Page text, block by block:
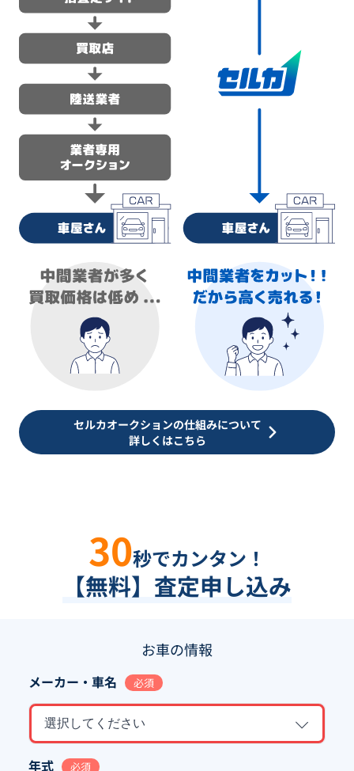
セルカオークションの仕組みについて
詳しくはこちら
30秒でカンタン！
【無料】査定申し込み
お車の情報
メーカー・車名 必須
選択してください
年式 必須